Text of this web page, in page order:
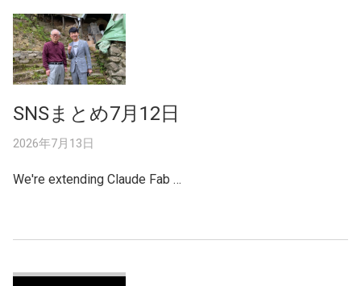
SNSまとめ7月12日
2026年7月13日
We're extending Claude Fab …